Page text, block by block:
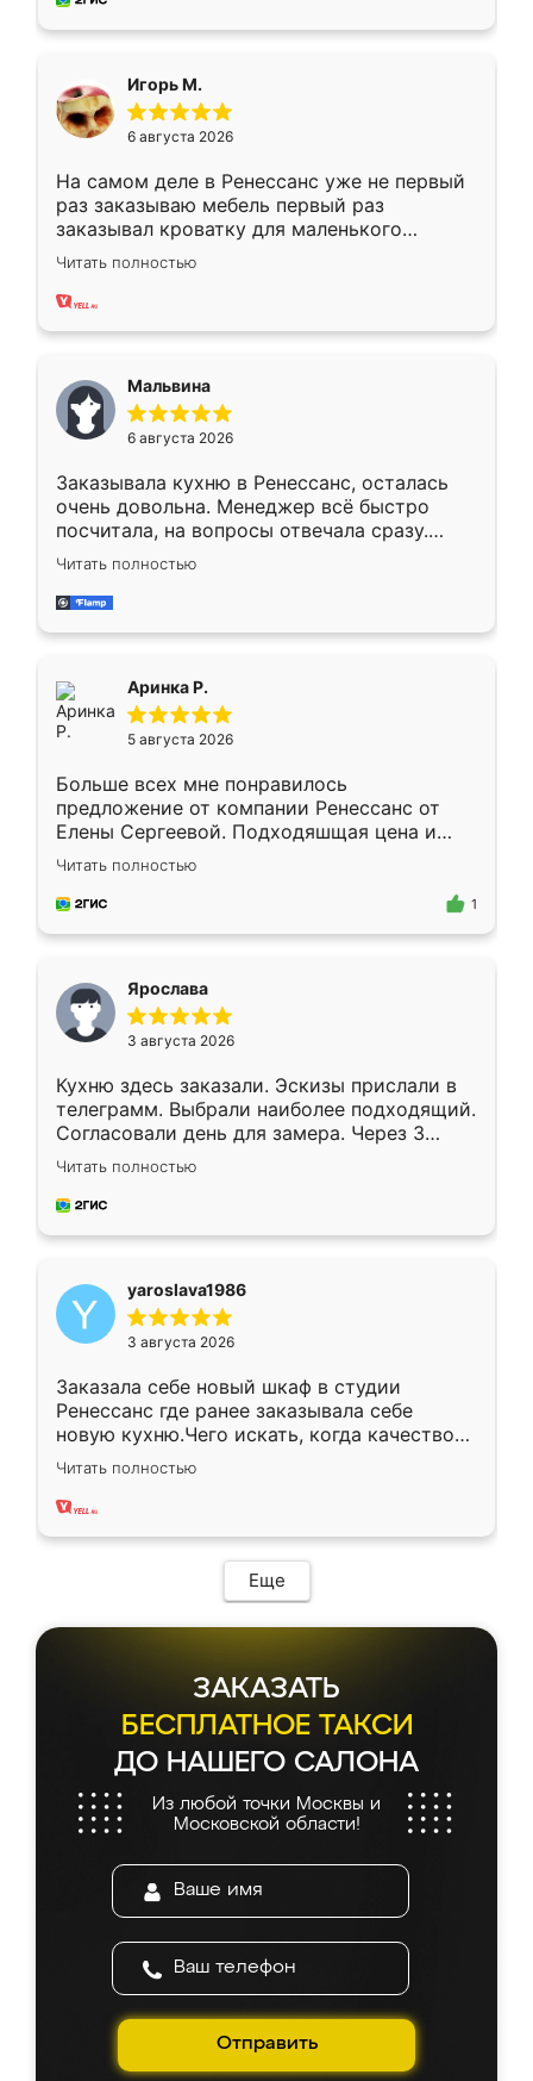
Игорь М.
6 августа 2026
На самом деле в Ренессанс уже не первый
раз заказываю мебель первый раз
заказывал кроватку для маленького
ребёнка при его рождении ,во второй раз
заказал шкаф-купе. По качеству очень
хорошее сборка достаточно быстрая,
меньше, здесь же он более разнообразный.
Мне нравится ,если что-то потребуется из
мебели буду заказывать только здесь.
Читать полностью
Мальвина
6 августа 2026
Заказывала кухню в Ренессанс, осталась
очень довольна. Менеджер всё быстро
посчитала, на вопросы отвечала сразу.
Замерщик приехал в субботу, подошёл к
делу со всей ответственностью. Собрали
за день, ребята работали аккуратно, даже
Читать полностью
Аринка Р.
5 августа 2026
Больше всех мне понравилось
предложение от компании Ренессанс от
Елены Сергеевой. Подходяшщая цена и
короткие сроки изготовления. Приехавший
для замера сотрудник Владислав
предложил по моему эскизу самый
Читать полностью
1
Ярослава
3 августа 2026
Кухню здесь заказали. Эскизы прислали в
телеграмм. Выбрали наиболее подходящий.
Согласовали день для замера. Через 3
недели кухня была уже готова. Остались
довольны работой. Спасибо Ренессанс
мебель за качественную работу!
Читать полностью
yaroslava1986
3 августа 2026
Заказала себе новый шкаф в студии
Ренессанс где ранее заказывала себе
новую кухню.Чего искать, когда качеством
вполне довольна. Служит кухня уже почти
два года, нареканий нет.
Читать полностью
Еще
ЗАКАЗАТЬ
БЕСПЛАТНОЕ ТАКСИ
ДО НАШЕГО САЛОНА
Из любой точки Москвы и
Московской области!
Отправить